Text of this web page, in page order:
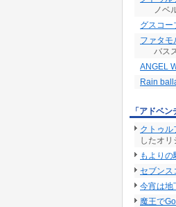
ノベ
グスコー
ファタモ
バス
ANGEL
Rain
「アドベ
クトゥル
したオ
もよりの
セブンス
今宵は地
魔王で